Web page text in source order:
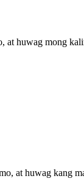
huwag mong
at huwag kang